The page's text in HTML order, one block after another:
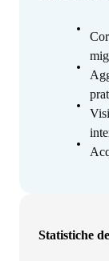
Statistiche